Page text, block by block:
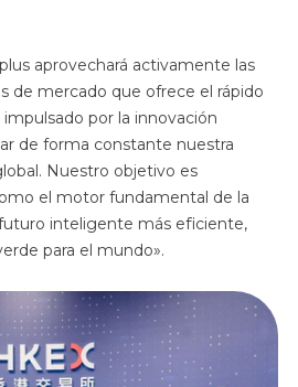
aprovechará activamente las
de mercado que ofrece el rápido
por la innovación
de forma constante nuestra
Nuestro objetivo es
el motor fundamental de la
inteligente más eficiente,
para el mundo».